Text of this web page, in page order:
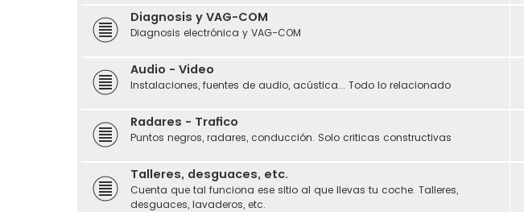
Diagnosis y VAG-COM
Diagnosis electrónica y VAG-COM
Audio - Video
Instalaciones, fuentes de audio, acústica... Todo lo relacionado
Radares - Trafico
Puntos negros, radares, conducción. Solo criticas constructivas
Talleres, desguaces, etc.
Cuenta que tal funciona ese sitio al que llevas tu coche. Talleres,
desguaces, lavaderos, etc.